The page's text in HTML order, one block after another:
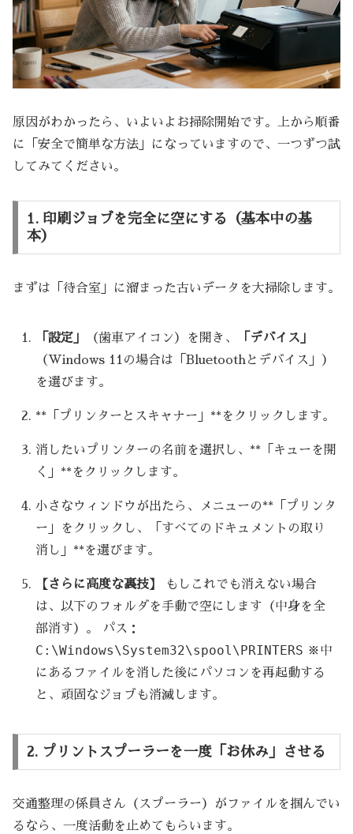
原因がわかったら、いよいよお掃除開始です。上から順番
に「安全で簡単な方法」になっていますので、一つずつ試
してみてください。
1. 印刷ジョブを完全に空にする（基本中の基
本）
まずは「待合室」に溜まった古いデータを大掃除します。
「設定」 （歯車アイコン）を開き、
「デバイス」
（Windows 11の場合は「Bluetoothとデバイス」）
を選びます。
**「プリンターとスキャナー」**をクリックします。
消したいプリンターの名前を選択し、**「キューを開
く」**をクリックします。
小さなウィンドウが出たら、メニューの**「プリンタ
ー」をクリックし、「すべてのドキュメントの取り
消し」**を選びます。
【さらに高度な裏技】
もしこれでも消えない場合
は、以下のフォルダを手動で空にします（中身を全
部消す）。 パス：
C:\Windows\System32\spool\PRINTERS ※中
にあるファイルを消した後にパソコンを再起動する
と、頑固なジョブも消滅します。
2. プリントスプーラーを一度「お休み」させる
交通整理の係員さん（スプーラー）がファイルを掴んでい
るなら、一度活動を止めてもらいます。